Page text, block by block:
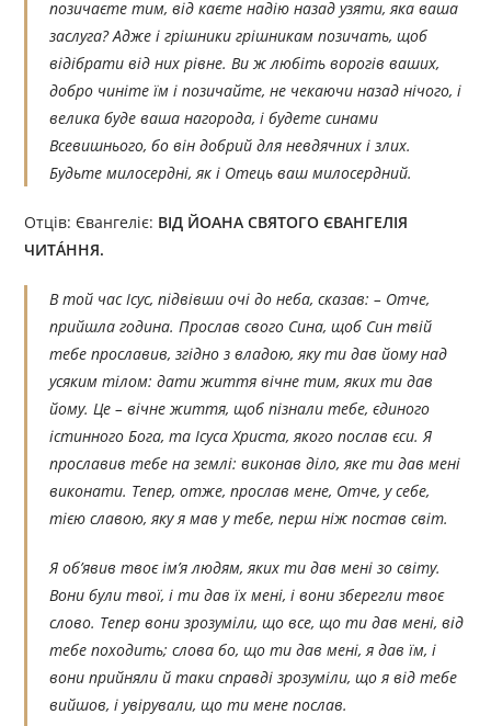
позичаєте тим, від каєте надію назад узяти, яка ваша
заслуга? Адже і грішники грішникам позичать, щоб
відібрати від них рівне. Ви ж любіть ворогів ваших,
добро чиніте їм і позичайте, не чекаючи назад нічого, і
велика буде ваша нагорода, і будете синами
Всевишнього, бо він добрий для невдячних і злих.
Будьте милосердні, як і Отець ваш милосердний.
Отців: Євангеліє: ВІД ЙОАНА СВЯТОГО ЄВАНГЕЛІЯ
ЧИТÁННЯ.
В той час Ісус, підвівши очі до неба, сказав: – Отче,
прийшла година. Прослав свого Сина, щоб Син твій
тебе прославив, згідно з владою, яку ти дав йому над
усяким тілом: дати життя вічне тим, яких ти дав
йому. Це – вічне життя, щоб пізнали тебе, єдиного
істинного Бога, та Ісуса Христа, якого послав єси. Я
прославив тебе на землі: виконав діло, яке ти дав мені
виконати. Тепер, отже, прослав мене, Отче, у себе,
тією славою, яку я мав у тебе, перш ніж постав світ.
Я об’явив твоє ім’я людям, яких ти дав мені зо світу.
Вони були твої, і ти дав їх мені, і вони зберегли твоє
слово. Тепер вони зрозуміли, що все, що ти дав мені, від
тебе походить; слова бо, що ти дав мені, я дав їм, і
вони прийняли й таки справді зрозуміли, що я від тебе
вийшов, і увірували, що ти мене послав.